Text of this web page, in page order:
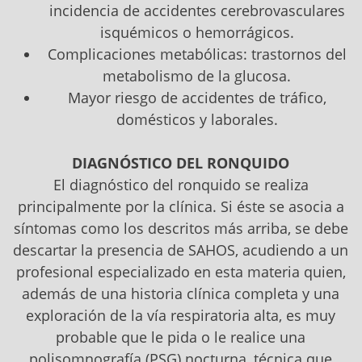
incidencia de accidentes cerebrovasculares
isquémicos o hemorrágicos.
Complicaciones metabólicas: trastornos del
metabolismo de la glucosa.
Mayor riesgo de accidentes de tráfico,
domésticos y laborales.
DIAGNÓSTICO DEL RONQUIDO
El diagnóstico del ronquido se realiza
principalmente por la clínica. Si éste se asocia a
síntomas como los descritos más arriba, se debe
descartar la presencia de SAHOS, acudiendo a un
profesional especializado en esta materia quien,
además de una historia clínica completa y una
exploración de la vía respiratoria alta, es muy
probable que le pida o le realice una